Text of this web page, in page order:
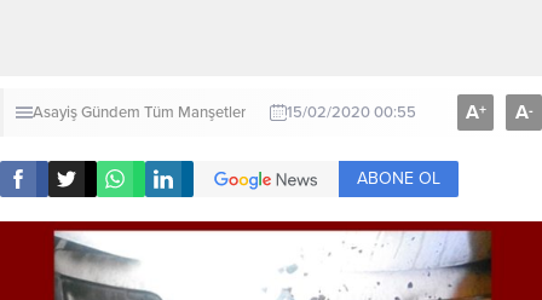
AsayişGündem Tüm Manşetler 15/02/2020 00:55 A+ A-
ABONE OL